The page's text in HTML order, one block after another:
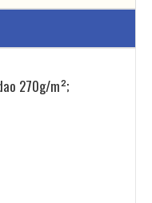
270g/m²;